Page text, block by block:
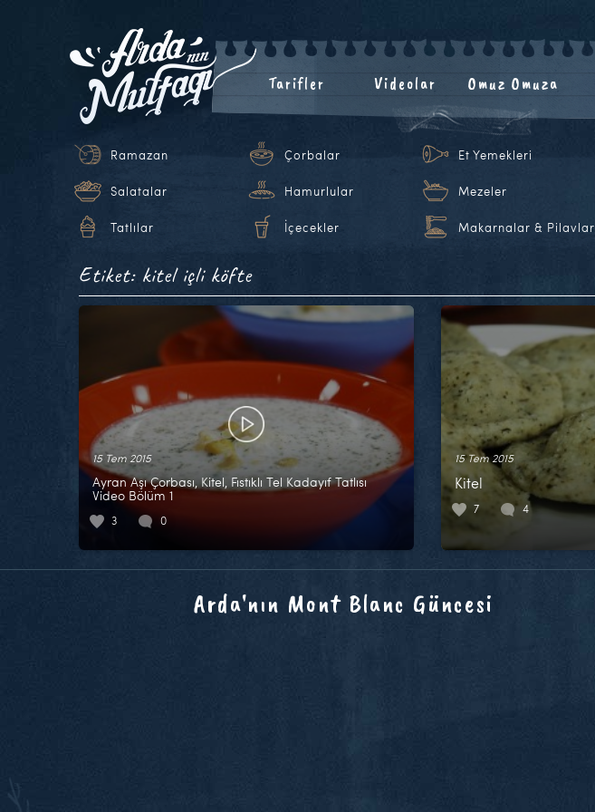
Tarifler Videolar Omuz Omuza
Ramazan Çorbalar Et Yemekleri
Salatalar Hamurlular Mezeler
Tatlılar İçecekler Makarnalar & Pilavlar
Etiket: kitel içli köfte
15 Tem 2015
Ayran Aşı Çorbası, Kitel, Fıstıklı Tel Kadayıf Tatlısı
Video Bölüm 1
3 0
15 Tem 2015
Kitel
7 4
Arda'nın Mont Blanc Güncesi